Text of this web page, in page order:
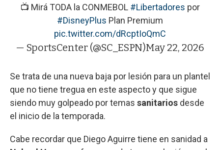
📺 Mirá TODA la CONMEBOL #Libertadores por
#DisneyPlus Plan Premium
pic.twitter.com/dRcptIoQmC
— SportsCenter (@SC_ESPN)May 22, 2026
Se trata de una nueva baja por lesión para un plantel
que no tiene tregua en este aspecto y que sigue
siendo muy golpeado por temas sanitarios desde
el inicio de la temporada.
Cabe recordar que Diego Aguirre tiene en sanidad a